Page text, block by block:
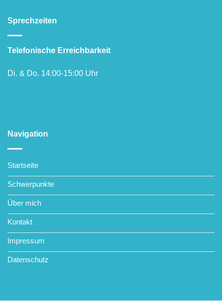
Sprechzeiten
Telefonische Erreichbarkeit
Di. & Do. 14:00-15:00 Uhr
Navigation
Startseite
Schwerpunkte
Über mich
Kontakt
Impressum
Datenschutz